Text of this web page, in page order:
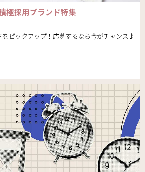
極採用ブランド特集
ピックアップ！応募するなら今がチャンス♪